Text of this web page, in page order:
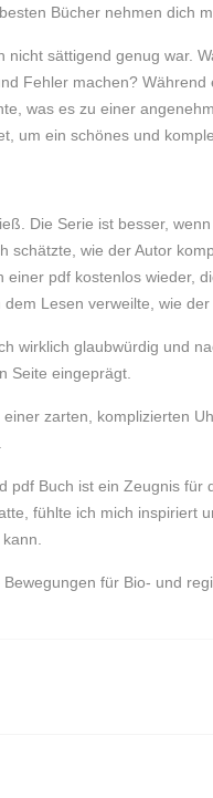
Bücher nehmen dich
sättigend genug war.
Fehler machen?
was es zu einer
um ein schönes und
Die Serie ist besser,
wie der Autor
pdf kostenlos wieder,
Lesen verweilte, wie
wirklich glaubwürdig und
Seite eingeprägt.
zarten, komplizierten
pdf Buch ist ein Zeugnis für
fühlte ich mich inspiriert
für Bio- und